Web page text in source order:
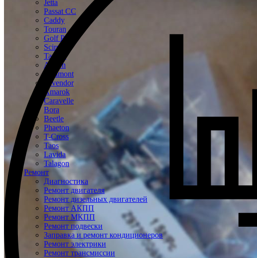
Jetta
Passat CC
Caddy
Touran
Golf Plus
Scirocco
Tayron
Arteon
Teramont
Tavendor
Amarok
Caravelle
Bora
Beetle
Phaeton
T-Cross
Taos
Lavida
Talagon
Ремонт
Диагностика
Ремонт двигателя
Ремонт дизельных двигателей
Ремонт АКПП
Ремонт МКПП
Ремонт подвески
Заправка и ремонт кондиционеров
Ремонт электрики
Ремонт трансмиссии